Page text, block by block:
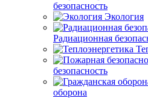
безопасность
Экология
Радиационная
безопасность
оборона